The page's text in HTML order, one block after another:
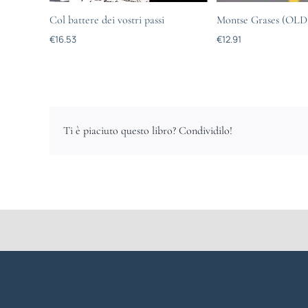
Col battere dei vostri passi
€16.53
Montse Grases
€12.91
Ti è piaciuto questo libro? Condividilo!